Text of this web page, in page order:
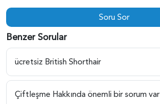
Soru Sor
Benzer Sorular
ücretsiz British Shorthair
Çiftleşme Hakkında önemli bir sorum var